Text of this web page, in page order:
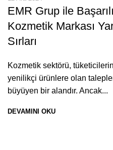
EMR Grup ile
Kozmetik Markası
Sırları
Kozmetik sektörü,
yenilikçi ürünlere olan
büyüyen bir alandır. Ancak...
DEVAMINI OKU